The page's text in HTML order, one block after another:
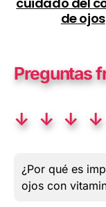
de ojos
Preguntas
↓ ↓ ↓
¿Por qué es
ojos con